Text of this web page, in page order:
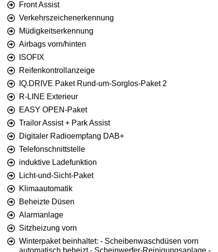
Front Assist
Verkehrszeichenerkennung
Müdigkeitserkennung
Airbags vorn/hinten
ISOFIX
Reifenkontrollanzeige
IQ.DRIVE Paket Rund-um-Sorglos-Paket 2
R-LINE Exterieur
EASY OPEN-Paket
Trailor Assist + Park Assist
Digitaler Radioempfang DAB+
Telefonschnittstelle
induktive Ladefunktion
Licht-und-Sicht-Paket
Klimaautomatik
Beheizte Düsen
Alarmanlage
Sitzheizung vorn
Winterpaket beinhaltet: - Scheibenwaschdüsen vorn